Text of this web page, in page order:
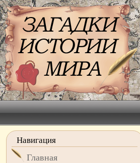
Навигация
Главная